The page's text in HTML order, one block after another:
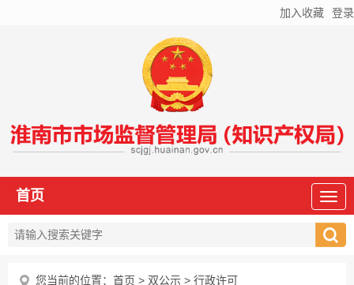
加入收藏 登录
首页
您当前的位置： 首页 > 双公示 > 行政许可